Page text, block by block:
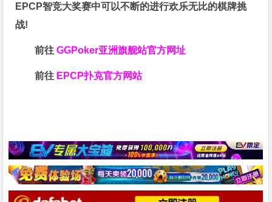
EPCP智竞大奖赛中可以不断的进行欢乐无比的棋牌挑
战!
前往GGPoker亚洲旗舰站官方网址
前往 EPCP扑克官方网站